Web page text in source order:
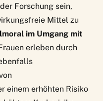
Forschung sein,
Mittel zu
im Umgang mit
erleben durch
einem erhöhten Risiko